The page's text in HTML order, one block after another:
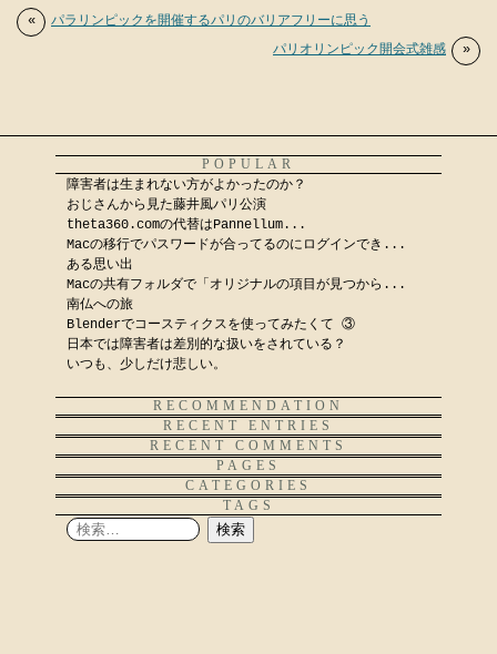
«
パラリンピックを開催するパリのバリアフリーに思う
パリオリンピック開会式雑感
»
POPULAR
障害者は生まれない方がよかったのか？
おじさんから見た藤井風パリ公演
theta360.comの代替はPannellum...
Macの移行でパスワードが合ってるのにログインでき...
ある思い出
Macの共有フォルダで「オリジナルの項目が見つから...
南仏への旅
Blenderでコースティクスを使ってみたくて ③
日本では障害者は差別的な扱いをされている？
いつも、少しだけ悲しい。
RECOMMENDATION
RECENT ENTRIES
RECENT COMMENTS
PAGES
CATEGORIES
TAGS